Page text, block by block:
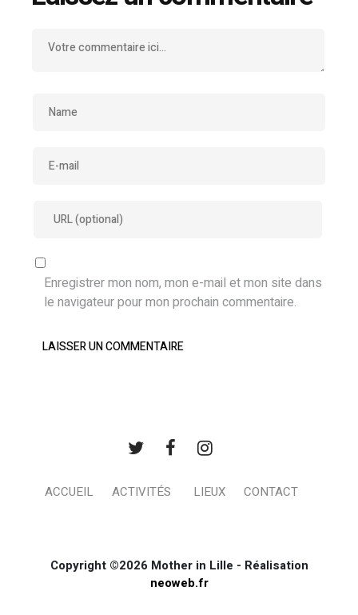
Enregistrer mon nom, mon e-mail et mon site dans
le navigateur pour mon prochain commentaire.
ACCUEIL ACTIVITÉS LIEUX CONTACT
Copyright ©2026 Mother in Lille - Réalisation
neoweb.fr